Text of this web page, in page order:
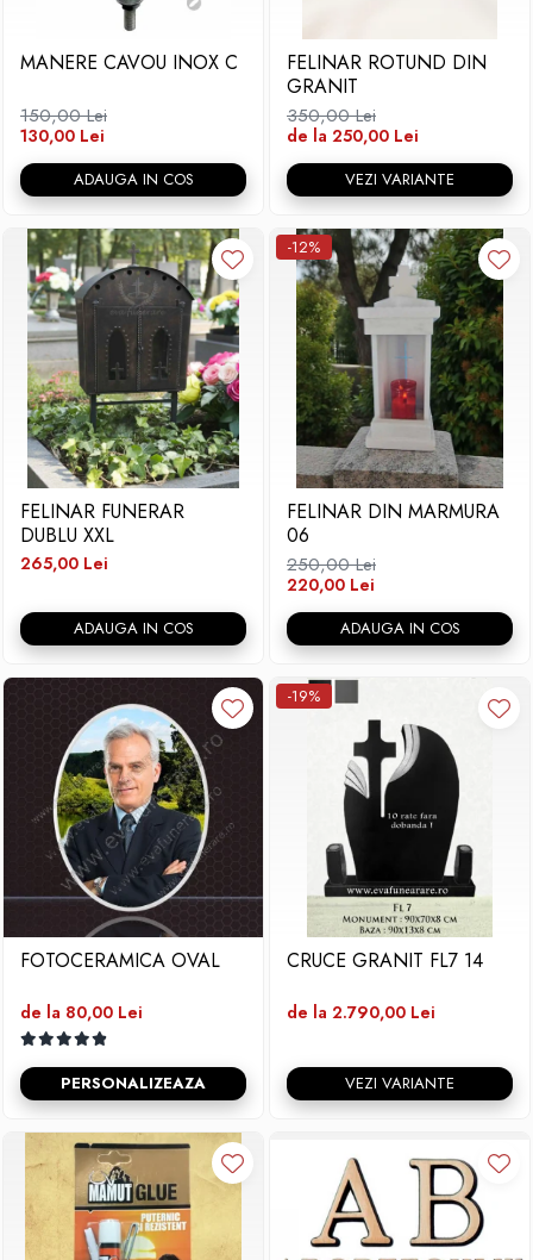
Placa memoriala
Placute ABS personalizate
marmura
MANERE CAVOU INOX C
150,00 Lei
130,00 Lei
ADAUGA IN COS
FELINAR ROTUND DIN
GRANIT
350,00 Lei
de la 250,00 Lei
VEZI VARIANTE
FELINAR FUNERAR
DUBLU XXL
265,00 Lei
ADAUGA IN COS
-12%
FELINAR DIN MARMURA
06
250,00 Lei
220,00 Lei
ADAUGA IN COS
FOTOCERAMICA OVAL
de la 80,00 Lei
PERSONALIZEAZA
-19%
CRUCE GRANIT FL7 14
de la 2.790,00 Lei
VEZI VARIANTE